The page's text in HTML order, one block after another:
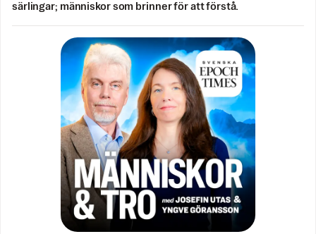
särlingar; människor som brinner för att förstå.